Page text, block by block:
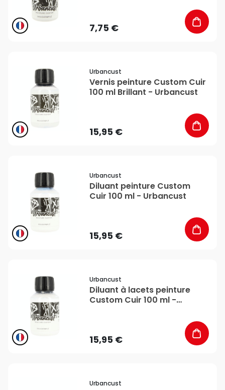
7,75 €
Urbancust
Vernis peinture Custom Cuir
100 ml Brillant - Urbancust
15,95 €
Urbancust
Diluant peinture Custom
Cuir 100 ml - Urbancust
15,95 €
Urbancust
Diluant à lacets peinture
Custom Cuir 100 ml -
15,95 €
Urbancust